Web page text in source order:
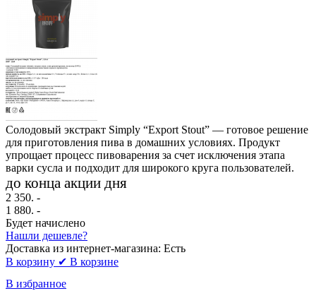
Солодовый экстракт Simply “Export Stout” — готовое решение
для приготовления пива в домашних условиях. Продукт
упрощает процесс пивоварения за счет исключения этапа
варки сусла и подходит для широкого круга пользователей.
до конца акции дня
2 350. -
1 880. -
Будет начислено
Нашли дешевле?
Доставка из интернет-магазина: Есть
В корзину ✔ В корзине
В избранное